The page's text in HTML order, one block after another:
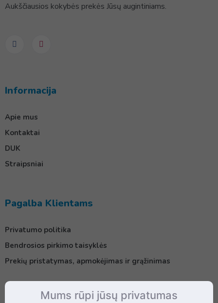
Aukščiausios kokybės prekės Jūsų augintiniams.
Informacija
Apie mus
Kontaktai
DUK
Straipsniai
Pagalba Klientams
Privatumo politika
Bendrosios pirkimo taisyklės
Prekių pristatymas, apmokėjimas ir grąžinimas
KontaktaiMums rūpi jūsų privatumas